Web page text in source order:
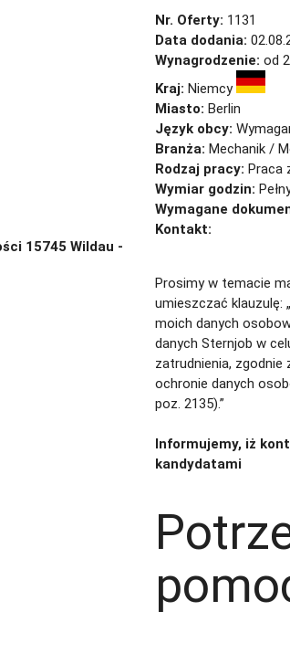
15745 Wildau -
Nr. Oferty: 1131
Data dodania:
Wynagrodzenie:od
Kraj:Niemcy
Miasto:Berlin
Język obcy:
Branża:Mechanik /
Rodzaj pracy:Praca
Wymiar godzin:
Wymagane
Kontakt:
Prosimy w temacie
umieszczać klauzulę:
moich danych
danych Sternjob w
zatrudnienia, zgodnie
ochronie danych
poz. 2135).”
Informujemy, iż
kandydatami